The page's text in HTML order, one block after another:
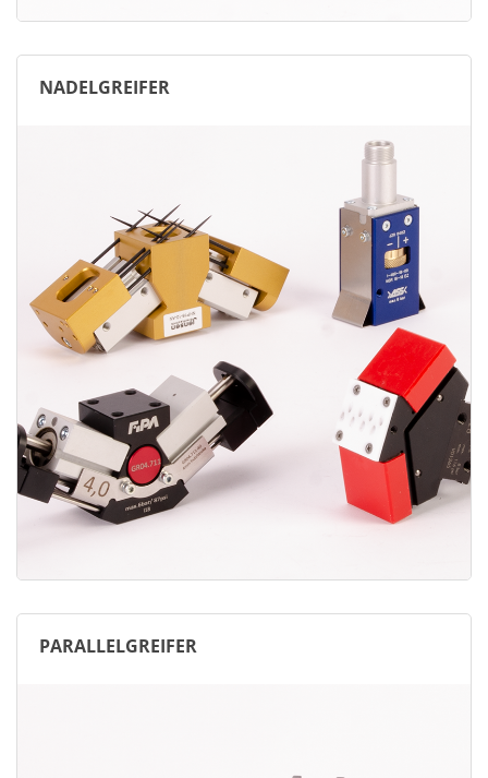
NADELGREIFER
PARALLELGREIFER